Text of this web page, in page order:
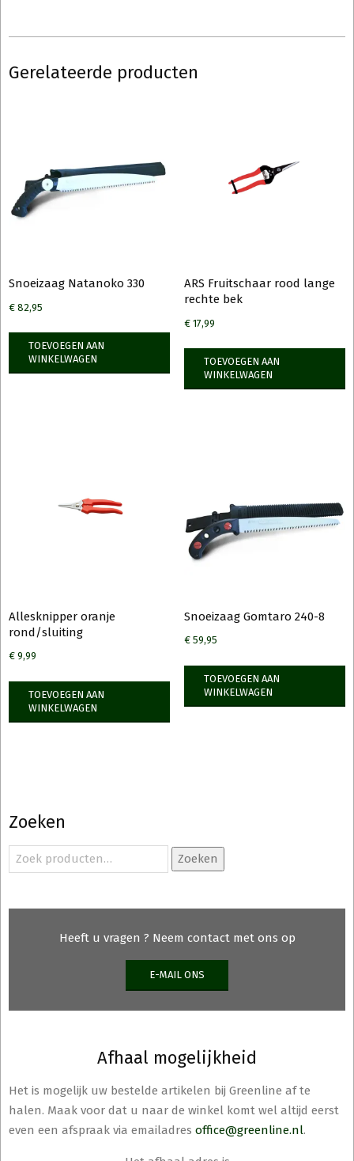
Gerelateerde producten
Snoeizaag Natanoko 330
€ 82,95
TOEVOEGEN AAN
WINKELWAGEN
ARS Fruitschaar rood lange
rechte bek
€17,99
TOEVOEGEN AAN
WINKELWAGEN
Allesknipper oranje
rond/sluiting
€ 9,99
TOEVOEGEN AAN
WINKELWAGEN
Snoeizaag Gomtaro 240-8
€59,95
TOEVOEGEN AAN
WINKELWAGEN
Zoeken
Zoeken
naar:
Zoeken
Heeft u vragen ? Neem contact met ons op
E-MAIL ONS
Afhaal mogelijkheid
Het is mogelijk uw bestelde artikelen bij Greenline af te
halen. Maak voor dat u naar de winkel komt wel altijd eerst
even een afspraak via emailadres office@greenline.nl.